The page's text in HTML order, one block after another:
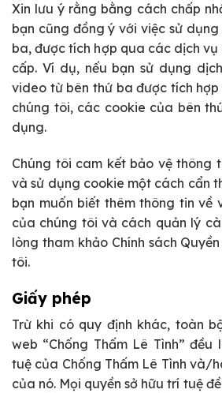
Xin lưu ý rằng bằng cách chấp
bạn cũng đồng ý với việc sử
ba, được tích hợp qua các dịch
cấp. Ví dụ, nếu bạn sử dụng
video từ bên thứ ba được tích
chúng tôi, các cookie của bên
dụng.
Chúng tôi cam kết bảo vệ thông
và sử dụng cookie một cách cẩn
bạn muốn biết thêm thông tin về
của chúng tôi và cách quản lý
lòng tham khảo Chính sách
tôi.
Giấy phép
Trừ khi có quy định khác, toàn
web “Chống Thấm Lê Tình”
tuệ của Chống Thấm Lê Tình và/
của nó. Mọi quyền sở hữu trí tuệ